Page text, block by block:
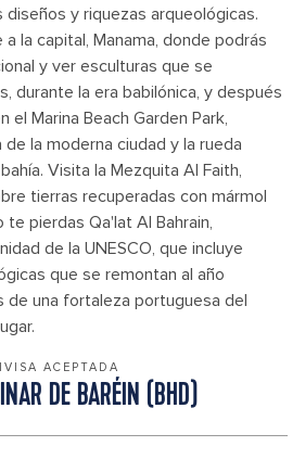
y riquezas arqueológicas.
la capital, Manama, donde podrás
y ver esculturas que se
durante la era babilónica, y después
el Marina Beach Garden Park,
la moderna ciudad y la rueda
Visita la Mezquita Al Faith,
tierras recuperadas con mármol
pierdas Qa'lat Al Bahrain,
de la UNESCO, que incluye
que se remontan al año
de una fortaleza portuguesa del
ACEPTADA
DE BARÉIN (BHD)